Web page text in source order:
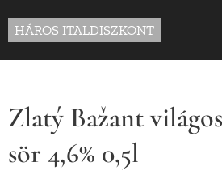
HÁROS ITALDISZKONT
Zlatý Bažant
sör 4,6% 0,5l